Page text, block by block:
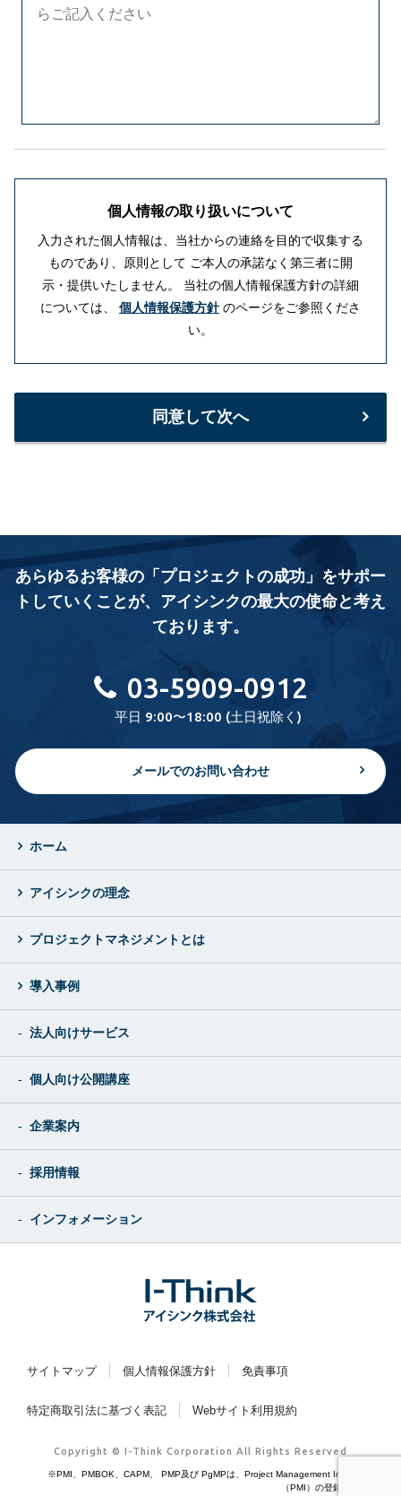
個人情報の取り扱いについて
入力された個人情報は、当社からの連絡を目的で収集する
ものであり、原則として ご本人の承諾なく第三者に開
示・提供いたしません。
当社の個人情報保護方針の詳細
については、 個人情報保護方針のページをご参照くださ
い。
同意して次へ
あらゆるお客様の「プロジェクトの成功」をサポー
トしていくことが、 アイシンクの最大の使命と考え
ております。
03-5909-0912
平日 9:00〜18:00 (土日祝除く)
メールでのお問い合わせ
ホーム
アイシンクの理念
プロジェクトマネジメントとは
導入事例
法人向けサービス
個人向け公開講座
企業案内
採用情報
インフォメーション
サイトマップ 個人情報保護方針 免責事項
特定商取引法に基づく表記 Webサイト利用規約
Copyright © I-Think Corporation All Rights Reserved
※PMI、PMBOK、CAPM、 PMP及び PgMPは、Project Management Institute, Inc.
（PMI）の登録商標です。